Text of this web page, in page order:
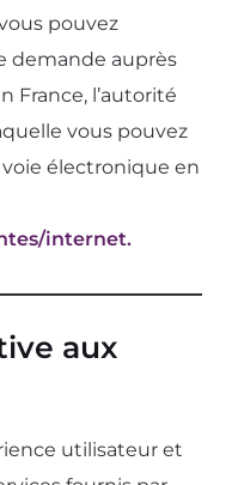
pouvez
demande auprès
France, l’autorité
vous pouvez
électronique en
internet.
aux
utilisateur et